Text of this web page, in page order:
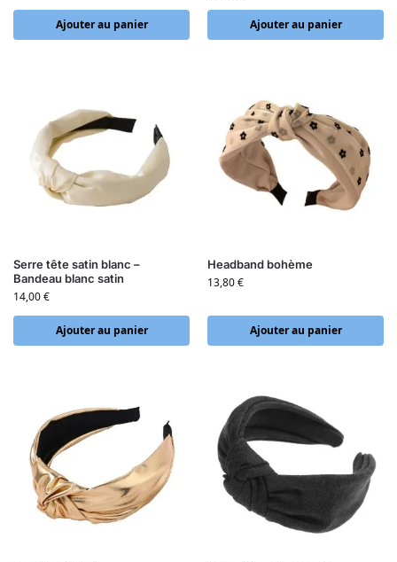
Ajouter au panier Ajouter au panier
Serre tête satin blanc –
Bandeau blanc satin
14,00€
Ajouter au panier
Headband bohème
13,80€
Ajouter au panier